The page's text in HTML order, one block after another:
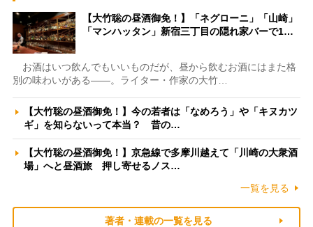
【大竹聡の昼酒御免！】「ネグローニ」「山崎」
「マンハッタン」新宿三丁目の隠れ家バーで1…
お酒はいつ飲んでもいいものだが、昼から飲むお酒にはまた格
別の味わいがある――。ライター・作家の大竹…
【大竹聡の昼酒御免！】今の若者は「なめろう」や「キヌカツ
ギ」を知らないって本当？ 昔の…
【大竹聡の昼酒御免！】京急線で多摩川越えて「川崎の大衆酒
場」へと昼酒旅 押し寄せるノス…
一覧を見る
著者・連載の一覧を見る